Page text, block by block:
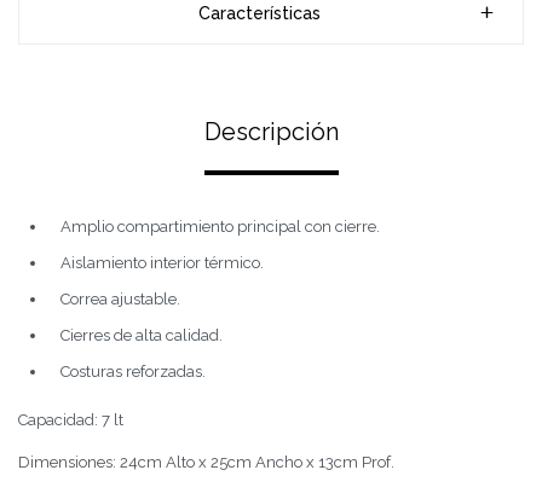
Características
Descripción
Amplio compartimiento principal con cierre.
Aislamiento interior térmico.
Correa ajustable.
Cierres de alta calidad.
Costuras reforzadas.
Capacidad: 7 lt
Dimensiones: 24cm Alto x 25cm Ancho x 13cm Prof.